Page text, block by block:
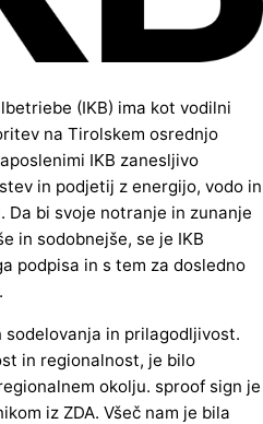
(IKB) ima kot vodilni
na Tirolskem osrednjo
IKB zanesljivo
in podjetij z energijo, vodo in
bi svoje notranje in zunanje
in sodobnejše, se je IKB
podpisa in s tem za dosledno
sodelovanja in prilagodljivost.
in regionalnost, je bilo
okolju. sproof sign je
iz ZDA. Všeč nam je bila